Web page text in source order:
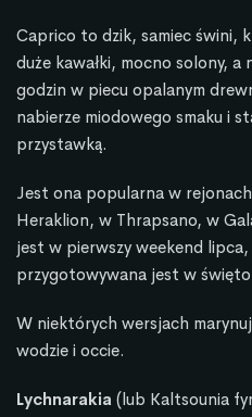
Caprico to dzik, samiec świni,
duże kawałki, mocno solony,
godzin w piecu opalanym
nabierze miodowego smaku i
przystawką.
Jest ona popularna w
Heraklion, w Thrapsano, w
jest w pierwszy weekend
przygotowywana jest w
W niektórych wersjach
wodzie i occie.
Lychnarakia (lub Kaltsounia